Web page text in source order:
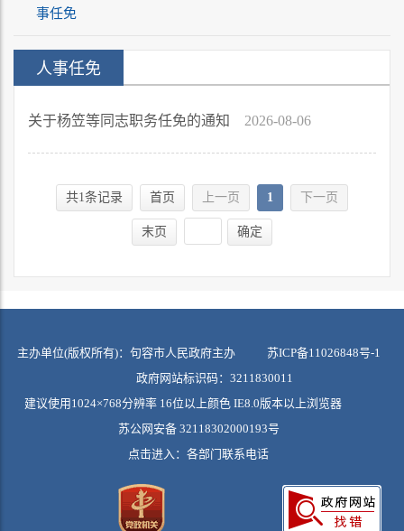
事任免
人事任免
关于杨笠等同志职务任免的通知 2026-08-06
共1条记录 首页 上一页 1 下一页
末页 确定
主办单位(版权所有)：句容市人民政府主办 苏ICP备11026848号-1
政府网站标识码：3211830011
建议使用1024×768分辨率 16位以上颜色 IE8.0版本以上浏览器
苏公网安备 32118302000193号
点击进入： 各部门联系电话